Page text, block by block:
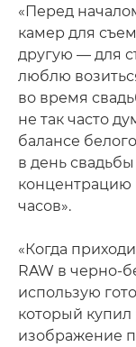
«Перед
камер для
другую — для
люблю
во время
не так часто
балансе
в день
концентрацию
часов».
«Когда
RAW в черно-
использую
который
изображение